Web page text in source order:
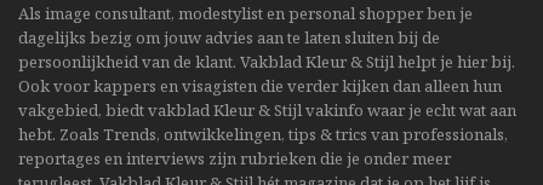
Als image consultant, modestylist en personal shopper ben je
dagelijks bezig om jouw advies aan te laten sluiten bij de
persoonlijkheid van de klant. Vakblad Kleur & Stijl helpt je hier bij.
Ook voor kappers en visagisten die verder kijken dan alleen hun
vakgebied, biedt vakblad Kleur & Stijl vakinfo waar je echt wat aan
hebt. Zoals Trends, ontwikkelingen, tips & trics van professionals,
reportages en interviews zijn rubrieken die je onder meer